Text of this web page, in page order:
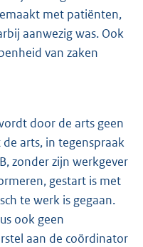
met patiënten,
aanwezig was. Ook
van zaken
door de arts geen
arts, in tegenspraak
zonder zijn werkgever
gestart is met
te werk is gegaan.
ook geen
aan de coördinator